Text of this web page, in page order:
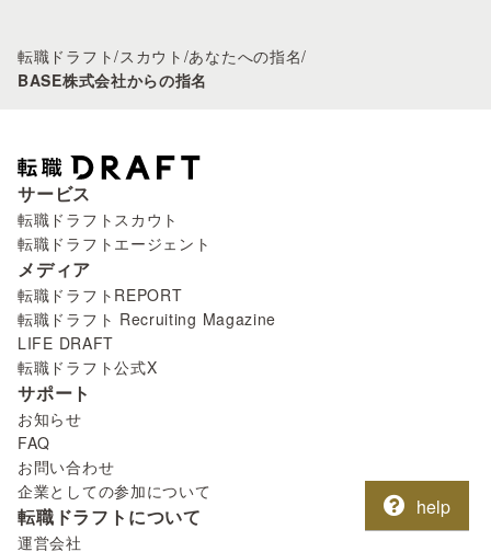
転職ドラフト/スカウト /あなたへの指名/
BASE株式会社からの指名
サービス
転職ドラフトスカウト
転職ドラフトエージェント
メディア
転職ドラフトREPORT
転職ドラフト Recruiting Magazine
LIFE DRAFT
転職ドラフト公式X
サポート
お知らせ
FAQ
お問い合わせ
企業としての参加について
転職ドラフトについて
運営会社
help